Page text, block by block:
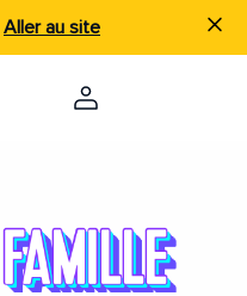
Aller au site